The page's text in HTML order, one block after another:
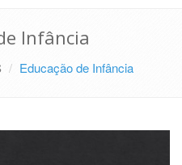
Infância
Educação de Infância